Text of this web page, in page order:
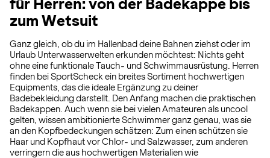
für Herren: von der Badekappe bis
zum Wetsuit
Ganz gleich, ob du im Hallenbad deine Bahnen ziehst oder im
Urlaub Unterwasserwelten erkunden möchtest: Nichts geht
ohne eine funktionale Tauch- und Schwimmausrüstung. Herren
finden bei SportScheck ein breites Sortiment hochwertigen
Equipments, das die ideale Ergänzung zu deiner
Badebekleidung darstellt. Den Anfang machen die praktischen
Badekappen. Auch wenn sie bei vielen Amateuren als uncool
gelten, wissen ambitionierte Schwimmer ganz genau, was sie
an den Kopfbedeckungen schätzen: Zum einen schützen sie
Haar und Kopfhaut vor Chlor- und Salzwasser, zum anderen
verringern die aus hochwertigen Materialien wie